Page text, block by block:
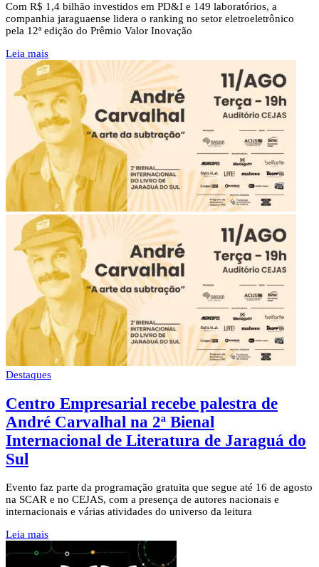
Com R$ 1,4 bilhão investidos em PD&I e 149 laboratórios, a
companhia jaraguaense lidera o ranking no setor eletroeletrônico
pela 12ª edição do Prêmio Valor Inovação
Leia mais
Destaques
Centro Empresarial recebe palestra de
André Carvalhal na 2ª Bienal
Internacional de Literatura de Jaraguá do
Sul
Evento faz parte da programação gratuita que segue até 16 de agosto
na SCAR e no CEJAS, com a presença de autores nacionais e
internacionais e várias atividades do universo da leitura
Leia mais